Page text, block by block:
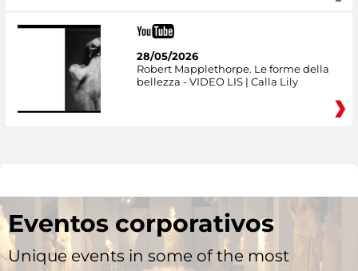
28/05/2026
Robert Mapplethorpe. Le forme della
bellezza - VIDEO LIS | Calla Lily
Eventos corporativos
Unique events in some of the most